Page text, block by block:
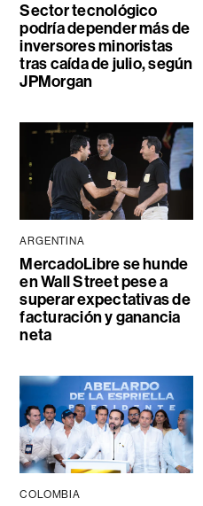
Sector tecnológico
podría depender más de
inversores minoristas
tras caída de julio, según
JPMorgan
ARGENTINA
MercadoLibre se hunde
en Wall Street pese a
superar expectativas de
facturación y ganancia
neta
COLOMBIA